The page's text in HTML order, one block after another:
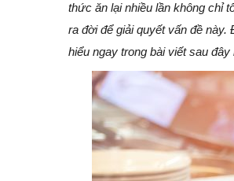
thức ăn lại nhiều lần không chỉ
ra đời để giải quyết vấn đề này.
hiểu ngay trong bài viết sau đây